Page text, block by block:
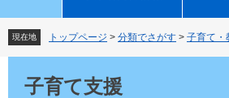
文
現在地 トップページ > 分類でさがす > 子育て・
子育て支援